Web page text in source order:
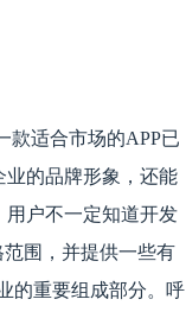
款适合市场的APP已
业的品牌形象，还能
用户不一定知道开发
围，并提供一些有
的重要组成部分。呼